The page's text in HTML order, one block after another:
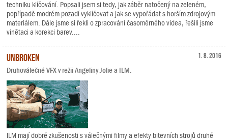
techniku klíčování. Popsali jsem si tedy, jak záběr natočený na zeleném,
popřípadě modrém pozadí vyklíčovat a jak se vypořádat s horším zdrojovým
materiálem. Dále jsme si řekli o zpracování časoměrného videa, řešili jsme
vinětaci a korekci barev....
1. 8. 2016
Unbroken
Druhoválečné VFX v režii Angeliny Jolie a ILM.
ILM mají dobré zkušenosti s válečnými filmy a efekty bitevních strojů druhé